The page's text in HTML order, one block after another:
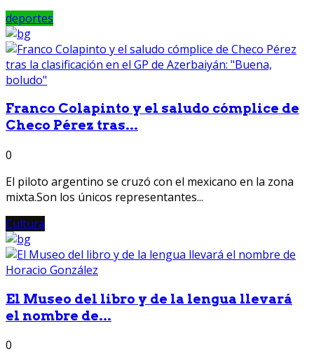
deportes
Franco Colapinto y el saludo cómplice de
Checo Pérez tras...
0
El piloto argentino se cruzó con el mexicano en la zona
mixta.Son los únicos representantes...
Cultura
El Museo del libro y de la lengua llevará
el nombre de...
0